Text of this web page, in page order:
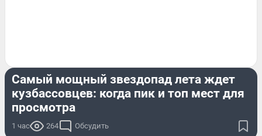
Самый мощный звездопад лета ждет
кузбассовцев: когда пик и топ мест для
просмотра
1 час 264 Обсудить